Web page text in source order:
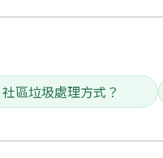
社區垃圾處理方式？